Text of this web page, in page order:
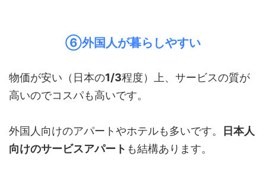
⑥外国人が暮らしやすい
物価が安い（日本の1/3程度）上、サービスの質が
高いのでコスパも高いです。
外国人向けのアパートやホテルも多いです。
日本人
向けのサービスアパート も結構あります。